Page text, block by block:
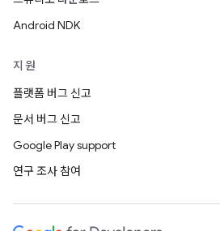
Android NDK
지원
플랫폼 버그 신고
문서 버그 신고
Google Play support
연구 조사 참여